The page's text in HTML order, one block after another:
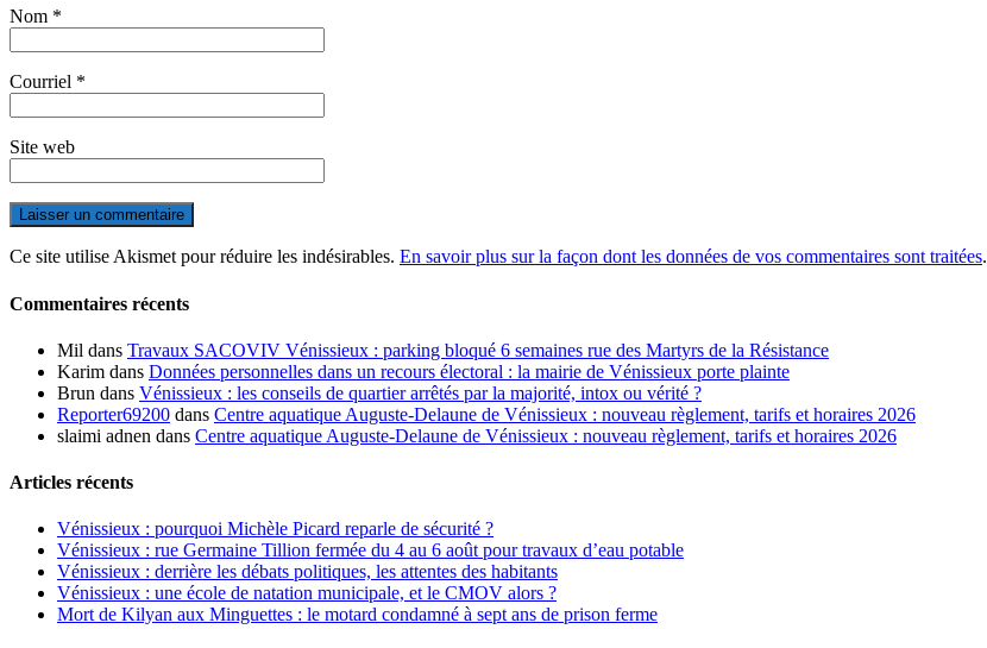
Nom *
Courriel *
Site web
Ce site utilise Akismet pour réduire les indésirables. En savoir plus sur la façon dont les données de vos commentaires sont traitées.
Commentaires récents
Mil dans Travaux SACOVIV Vénissieux : parking bloqué 6 semaines rue des Martyrs de la Résistance
Karim dans Données personnelles dans un recours électoral : la mairie de Vénissieux porte plainte
Brun dans Vénissieux : les conseils de quartier arrêtés par la majorité, intox ou vérité ?
Reporter69200 dans Centre aquatique Auguste-Delaune de Vénissieux : nouveau règlement, tarifs et horaires 2026
slaimi adnen dans Centre aquatique Auguste-Delaune de Vénissieux : nouveau règlement, tarifs et horaires 2026
Articles récents
Vénissieux : pourquoi Michèle Picard reparle de sécurité ?
Vénissieux : rue Germaine Tillion fermée du 4 au 6 août pour travaux d’eau potable
Vénissieux : derrière les débats politiques, les attentes des habitants
Vénissieux : une école de natation municipale, et le CMOV alors ?
Mort de Kilyan aux Minguettes : le motard condamné à sept ans de prison ferme